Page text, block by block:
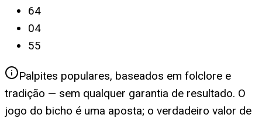
64
04
55
Palpites populares, baseados em folclore e
tradição — sem qualquer garantia de resultado. O
jogo do bicho é uma aposta; o verdadeiro valor de